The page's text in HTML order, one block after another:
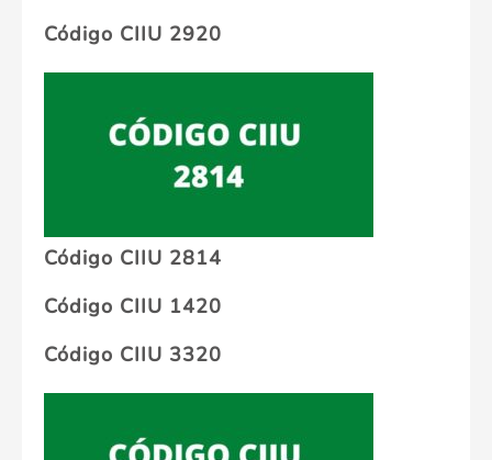
Código CIIU 2920
Código CIIU 2814
Código CIIU 1420
Código CIIU 3320